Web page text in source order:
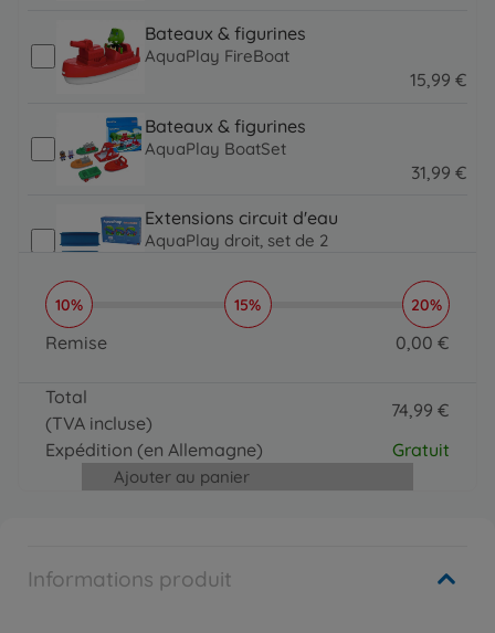
Informations produit
Bateaux & figurines
AquaPlay FireBoat
15,99 €
Bateaux & figurines
AquaPlay BoatSet
31 99 €
Extensions circuit d'eau
AquaPlay droit, set de 2
17.99 EUR
Bateaux & figurines
AquaPlay Bateau Container & Transport
AquaPlay Courbes, set de 2 pièces
17,99
Extensions circuit d'eau
10% 15% 20%
Remise 0,00 €
Total
(TVA incluse)
74,99 €
Expédition (en Allemagne) Gratuit
Ajouter au panier